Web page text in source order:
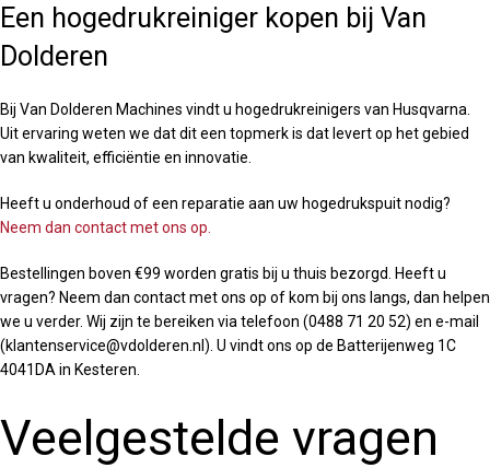
Een hogedrukreiniger kopen bij Van
Dolderen
Bij Van Dolderen Machines vindt u hogedrukreinigers van Husqvarna.
Uit ervaring weten we dat dit een topmerk is dat levert op het gebied
van kwaliteit, efficiëntie en innovatie.
Heeft u onderhoud of een reparatie aan uw hogedrukspuit nodig?
Neem dan contact met ons op.
Bestellingen boven €99 worden gratis bij u thuis bezorgd. Heeft u
vragen? Neem dan contact met ons op of kom bij ons langs, dan helpen
we u verder. Wij zijn te bereiken via telefoon (0488 71 20 52) en e-mail
(klantenservice@vdolderen.nl). U vindt ons op de Batterijenweg 1C
4041DA in Kesteren.
Veelgestelde vragen